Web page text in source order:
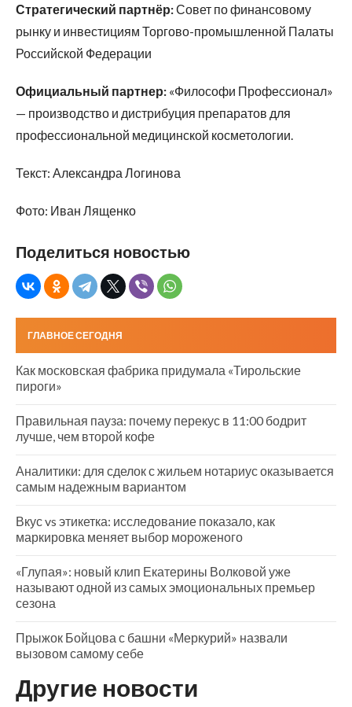
Стратегический партнёр:Совет по финансовому
рынку и инвестициям Торгово-промышленной Палаты
Российской Федерации
Официальный партнер: «Философи Профессионал»
— производство и дистрибуция препаратов для
профессиональной медицинской косметологии.
Текст: Александра Логинова
Фото: Иван Лященко
Поделиться новостью
ГЛАВНОЕ СЕГОДНЯ
Как московская фабрика придумала «Тирольские
пироги»
Правильная пауза: почему перекус в 11:00 бодрит
лучше, чем второй кофе
Аналитики: для сделок с жильем нотариус оказывается
самым надежным вариантом
Вкус vs этикетка: исследование показало, как
маркировка меняет выбор мороженого
«Глупая»: новый клип Екатерины Волковой уже
называют одной из самых эмоциональных премьер
сезона
Прыжок Бойцова с башни «Меркурий» назвали
вызовом самому себе
Другие новости